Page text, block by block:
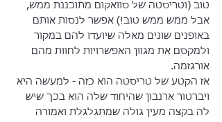
טוב (וטריסטה של סוואקום מתוכננת ממש,
אבל ממש ממש טוב!) אפשר לנסות אותם
באופנים שונים מאלה שיועדו להם במקור
ולמקסם את מגוון האפשרויות לחוות מהם
אורגזמה.
אז הקטע של טריסטה הוא כזה - למעשה היא
ויברטור ארנבון שהיחוד שלה הוא בכך שיש
לה בקצה מעין גולה שמתגלגלת ואמורה